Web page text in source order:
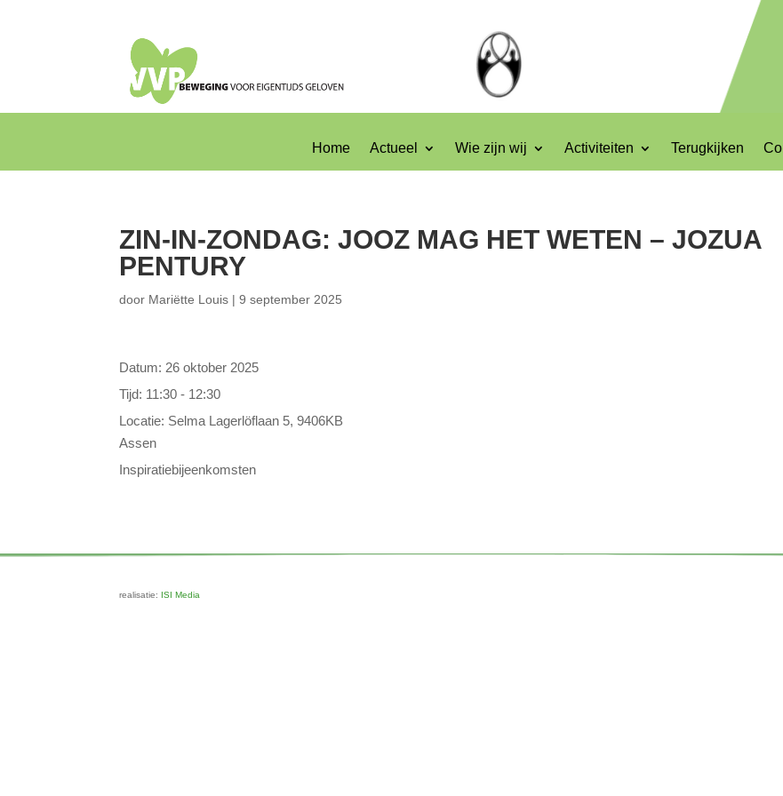
Home Actueel Wie zijn wij Activiteiten Terugkijken
ZIN-IN-ZONDAG: JOOZ MAG HET WETEN – JOZUA
PENTURY
door Mariëtte Louis |9 september 2025
Datum: 26 oktober 2025
Tijd: 11:30 - 12:30
Locatie: Selma Lagerlöflaan 5, 9406KB
Assen
Inspiratiebijeenkomsten
realisatie: ISI Media